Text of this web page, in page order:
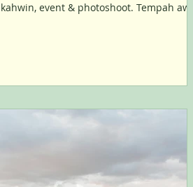
kahwin, event & photoshoot. Tempah awal